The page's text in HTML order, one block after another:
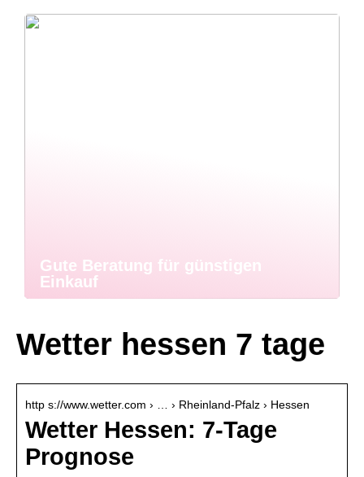
Gute Beratung für günstigen
Einkauf
Wetter hessen 7 tage
http s://www.wetter.com › … › Rheinland-Pfalz › Hessen
Wetter Hessen: 7-Tage
Prognose